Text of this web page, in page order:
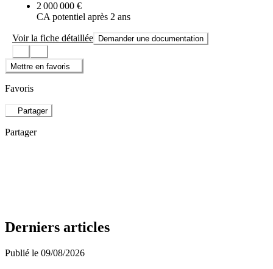
2 000 000 €
CA potentiel après 2 ans
Voir la fiche détaillée Demander une documentation
Mettre en favoris
Favoris
Partager
Partager
Derniers articles
Publié le 09/08/2026